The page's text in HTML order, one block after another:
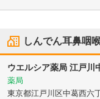
しんでん耳鼻咽
ウエルシア薬局 江戸川
薬局
東京都江戸川区中葛西六